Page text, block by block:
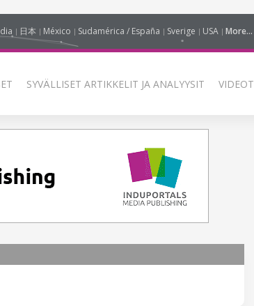
日本 México Sudamérica / España Sverige USA More...
SYVÄLLISET ARTIKKELIT JA ANALYYSIT VIDEOT